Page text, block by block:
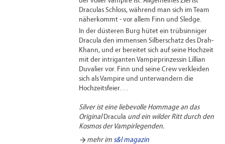
Draculas Schloss, während man sich im Team
näherkommt - vor allem Finn und Sledge.
In der düsteren Burg hütet ein trübsinniger
Dracula den immensen Silberschatz des Drah-
Khann, und er bereitet sich auf seine Hochzeit
mit der intriganten Vampirprinzessin Lillian
Duvalier vor. Finn und seine Crew verkleiden
sich als Vampire und unterwandern die
Hochzeitsfeier.…
Silver ist eine liebevolle Hommage an das
OriginalDracula und ein wilder Ritt durch den
Kosmos der Vampirlegenden.
arrow_forward mehr im s&l magazin